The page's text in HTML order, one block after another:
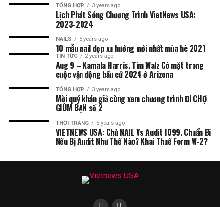
TỔNG HỢP 3 years ago
Lịch Phát Sóng Chương Trình VietNews USA:
2023-2024
NAILS 5 years ago
10 mẫu nail đẹp xu hướng mới nhất mùa hè 2021
TIN TỨC 2 years ago
Aug 9 – Kamala Harris, Tim Walz Có mặt trong
cuộc vận động bầu cử 2024 ở Arizona
TỔNG HỢP 3 years ago
Mời quý khán giả cùng xem chương trình ĐI CHỢ
GIÙM BẠN số 2
THỜI TRANG 5 years ago
VIETNEWS USA: Chủ NAIL Vs Audit 1099. Chuẩn Bi
Nếu Bị Audit Như Thế Nào? Khai Thuế Form W-2?